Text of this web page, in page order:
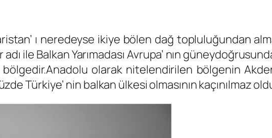
ı neredeyse ikiye bölen dağ topluluğundan
ile Balkan Yarımadası Avrupa’ nın
bölgedir.Anadolu olarak nitelendirilen bölgenin
Türkiye’ nin balkan ülkesi olmasının kaçınılmaz